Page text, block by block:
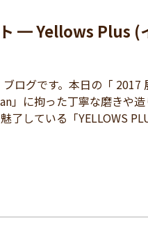
ト ━ Yellows Plus (
ログです。本日の「 2017
」に拘った丁寧な磨きや
了している「YELLOWS